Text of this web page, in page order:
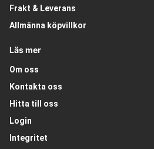
Frakt & Leverans
Allmänna köpvillkor
Läs mer
Om oss
Kontakta oss
Hitta till oss
Login
Integritet